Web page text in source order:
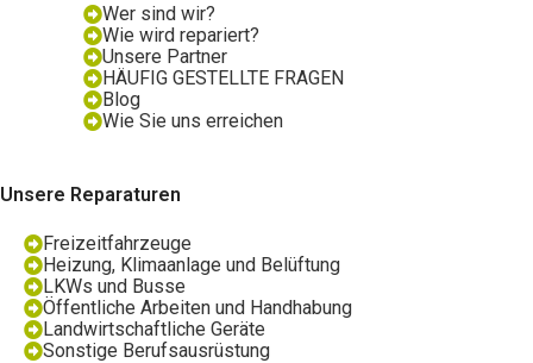
Wer sind wir?
Wie wird repariert?
Unsere Partner
HÄUFIG GESTELLTE FRAGEN
Blog
Wie Sie uns erreichen
Unsere Reparaturen
Freizeitfahrzeuge
Heizung, Klimaanlage und Belüftung
LKWs und Busse
Öffentliche Arbeiten und Handhabung
Landwirtschaftliche Geräte
Sonstige Berufsausrüstung